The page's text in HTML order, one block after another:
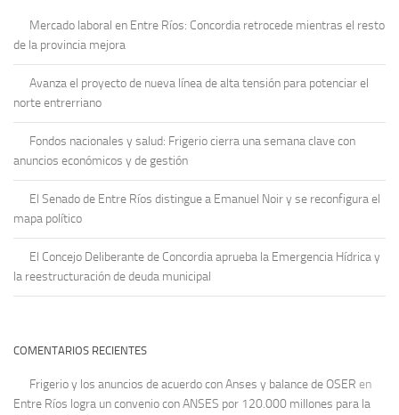
Mercado laboral en Entre Ríos: Concordia retrocede mientras el resto
de la provincia mejora
Avanza el proyecto de nueva línea de alta tensión para potenciar el
norte entrerriano
Fondos nacionales y salud: Frigerio cierra una semana clave con
anuncios económicos y de gestión
El Senado de Entre Ríos distingue a Emanuel Noir y se reconfigura el
mapa político
El Concejo Deliberante de Concordia aprueba la Emergencia Hídrica y
la reestructuración de deuda municipal
COMENTARIOS RECIENTES
Frigerio y los anuncios de acuerdo con Anses y balance de OSER en
Entre Ríos logra un convenio con ANSES por 120.000 millones para la